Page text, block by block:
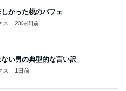
かった桃のパフェ
23時間前
い男の典型的な言い訳
1日前